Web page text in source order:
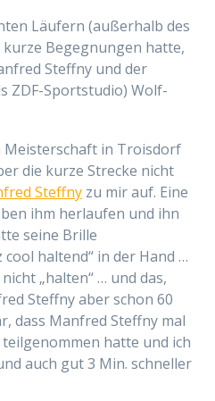
Läufern (außerhalb des
kurze Begegnungen hatte,
Steffny und der
ZDF-Sportstudio) Wolf-
Meisterschaft in Troisdorf
die kurze Strecke nicht
Steffny zu mir auf. Eine
ihm herlaufen und ihn
seine Brille
haltend“ in der Hand …
„halten“ … und das,
Steffny aber schon 60
dass Manfred Steffny mal
hatte und ich
auch gut 3 Min. schneller